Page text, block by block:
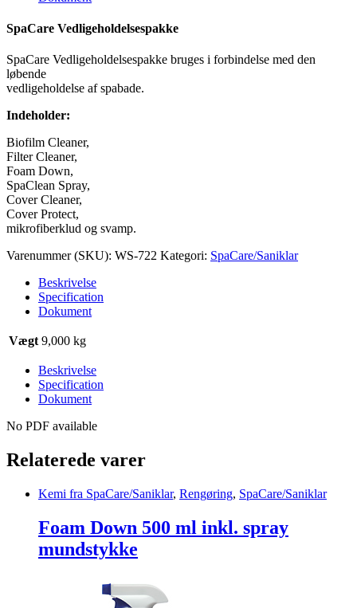
SpaCare Vedligeholdelsespakke
SpaCare Vedligeholdelsespakke bruges i forbindelse med den
løbende
vedligeholdelse af spabade.
Indeholder:
Biofilm Cleaner,
Filter Cleaner,
Foam Down,
SpaClean Spray,
Cover Cleaner,
Cover Protect,
mikrofiberklud og svamp.
Varenummer (SKU): WS-722 Kategori: SpaCare/Saniklar
Beskrivelse
Specification
Dokument
Vægt 9,000 kg
Beskrivelse
Specification
Dokument
No PDF available
Relaterede varer
Kemi fra SpaCare/Saniklar, Rengøring, SpaCare/Saniklar
Foam Down 500 ml inkl. spray
mundstykke